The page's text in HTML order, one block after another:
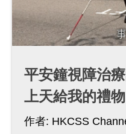
平安鐘視障治
上天給我的禮物
作者: HKCSS